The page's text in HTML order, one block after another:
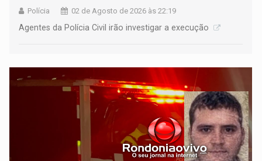
Polícia 02 de Agosto de 2026 às 22:19
Agentes da Polícia Civil irão investigar a execução